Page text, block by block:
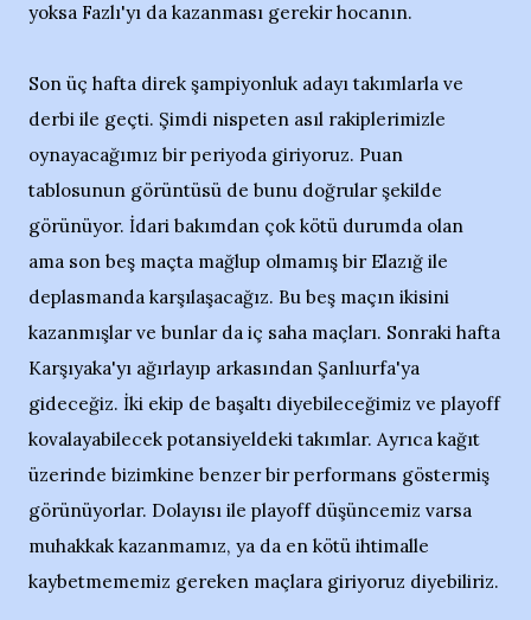
yoksa Fazlı'yı da kazanması gerekir hocanın.
Son üç hafta direk şampiyonluk adayı takımlarla ve
derbi ile geçti. Şimdi nispeten asıl rakiplerimizle
oynayacağımız bir periyoda giriyoruz. Puan
tablosunun görüntüsü de bunu doğrular şekilde
görünüyor. İdari bakımdan çok kötü durumda olan
ama son beş maçta mağlup olmamış bir Elazığ ile
deplasmanda karşılaşacağız. Bu beş maçın ikisini
kazanmışlar ve bunlar da iç saha maçları. Sonraki hafta
Karşıyaka'yı ağırlayıp arkasından Şanlıurfa'ya
gideceğiz. İki ekip de başaltı diyebileceğimiz ve playoff
kovalayabilecek potansiyeldeki takımlar. Ayrıca kağıt
üzerinde bizimkine benzer bir performans göstermiş
görünüyorlar. Dolayısı ile playoff düşüncemiz varsa
muhakkak kazanmamız, ya da en kötü ihtimalle
kaybetmememiz gereken maçlara giriyoruz diyebiliriz.